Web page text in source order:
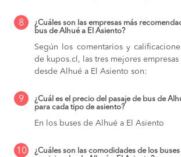
8
¿Cuáles son las empresas más
bus de Alhué a El Asiento?
Según los comentarios y
de kupos.cl, las tres mejores
desde Alhué a El Asiento son:
9
¿Cuál es el precio del pasaje de bus de
para cada tipo de asiento?
En los buses de Alhué a El Asiento
10
¿Cuáles son las comodidades de los